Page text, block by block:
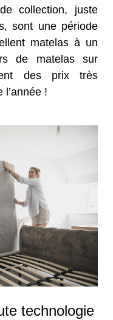
collection, juste
sont une période
matelas à un
de matelas sur
des prix très
l’année !
technologie